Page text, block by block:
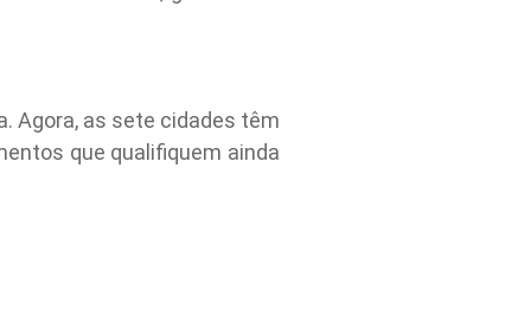
Agora, as sete cidades têm
que qualifiquem ainda